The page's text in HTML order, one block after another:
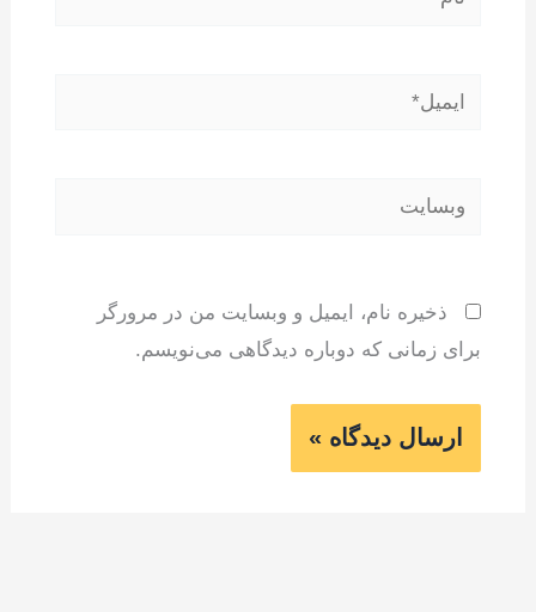
ایمیل*
وبسایت
ذخیره نام، ایمیل و وبسایت من در مرورگر
برای زمانی که دوباره دیدگاهی می‌نویسم.